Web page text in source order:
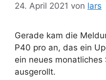
24. April 2021 von lars
Gerade kam die
P40 pro an, das ein
ein neues
ausgerollt.